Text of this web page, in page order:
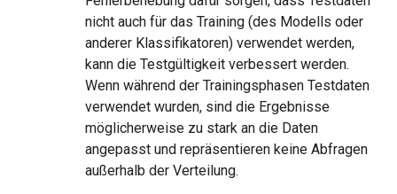
nicht auch für das Training (des Modells oder
anderer Klassifikatoren) verwendet werden,
kann die Testgültigkeit verbessert werden.
Wenn während der Trainingsphasen Testdaten
verwendet wurden, sind die Ergebnisse
möglicherweise zu stark an die Daten
angepasst und repräsentieren keine Abfragen
außerhalb der Verteilung.